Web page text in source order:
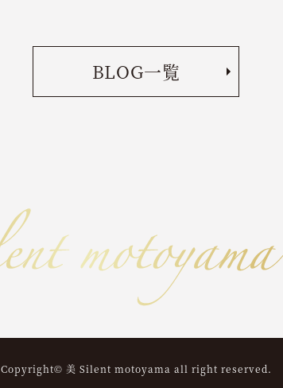
BLOG一覧
Copyright© 美 Silent motoyama all right reserved.